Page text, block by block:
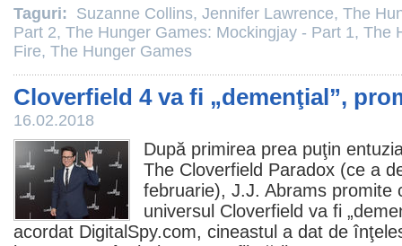
Taguri: Suzanne Collins, Jennifer Lawrence, The
Part 2, The Hunger Games: Mockingjay - Part 1, The
Fire, The Hunger Games
Cloverfield 4 va fi „demenţial”,
16.02.2018
După primirea prea puţin
The Cloverfield Paradox (ce a
februarie), J.J. Abrams promite
universul Cloverfield va fi
acordat DigitalSpy.com, cineastul a dat de